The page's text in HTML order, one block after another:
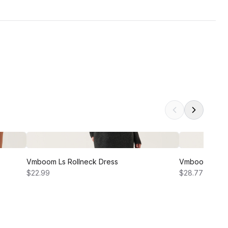
Vmboom Ls Rollneck Dress
$22.99
Vmboom Ls
$28.77